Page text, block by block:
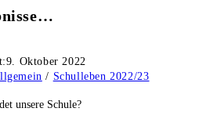
9. Oktober 2022
/ Schulleben 2022/23
unsere Schule?